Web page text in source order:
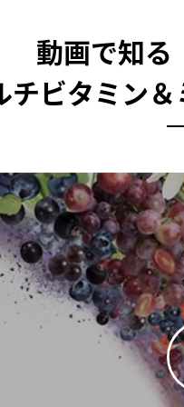
動画で知る
チビタミン